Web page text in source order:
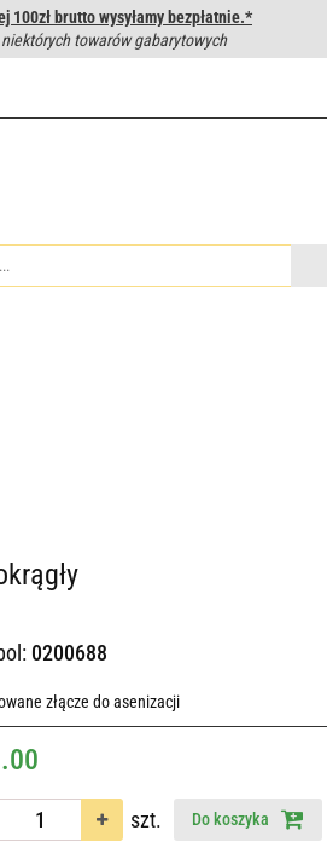
100zł brutto wysyłamy bezpłatnie.*
towarów gabarytowych
Hurtownia Napisz do nas
0200688
złącze do asenizacji
szt. Do koszyka